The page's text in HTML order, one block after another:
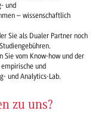
und
– wissenschaftlich
Sie als Dualer Partner noch
Sie vom Know-how und der
und
und Analytics-Lab.
zu uns?